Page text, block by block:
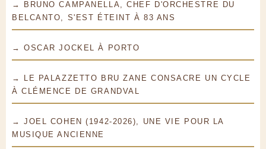
→ BRUNO CAMPANELLA, CHEF D'ORCHESTRE DU
BELCANTO, S'EST ÉTEINT À 83 ANS
→ OSCAR JOCKEL À PORTO
→ LE PALAZZETTO BRU ZANE CONSACRE UN CYCLE
À CLÉMENCE DE GRANDVAL
→ JOEL COHEN (1942-2026), UNE VIE POUR LA
MUSIQUE ANCIENNE